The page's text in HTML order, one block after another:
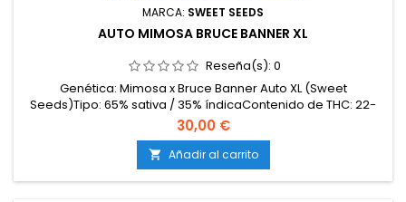
MARCA: SWEET SEEDS
AUTO MIMOSA BRUCE BANNER XL
Reseña(s): 0
Genética: Mimosa x Bruce Banner Auto XL (Sweet
Seeds)Tipo: 65% sativa / 35% índicaContenido de THC: 22-
25%Ciclo completo: 9 semanas desde la
germinaciónProducción en interior: 500-600 g/m²Producción
en exterior: hasta 200 g/plantaAltura: 80-150 cmAromas y
sabores: Intensos y complejos (cítricos, frutas tropicales)
con fondo diésel y...
30,00 €
 Añadir al carrito